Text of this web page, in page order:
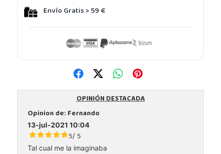
Envío Gratis > 59 €
OPINIÓN DESTACADA
Opinion de:Fernando
13-jul-2021 10:04
5/ 5
Tal cual me la imaginaba